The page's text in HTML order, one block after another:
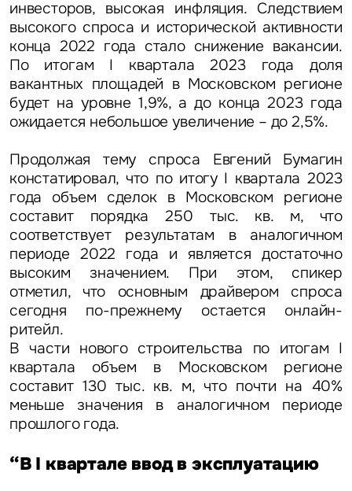
инвесторов, высокая инфляция. Следствием
высокого спроса и исторической активности
конца 2022 года стало снижение вакансии.
По итогам I квартала 2023 года доля
вакантных площадей в Московском регионе
будет на уровне 1,9%, а до конца 2023 года
ожидается небольшое увеличение – до 2,5%.
Продолжая тему спроса Евгений Бумагин
констатировал, что по итогу I квартала 2023
года объем сделок в Московском регионе
составит порядка 250 тыс. кв. м, что
соответствует результатам в аналогичном
периоде 2022 года и является достаточно
высоким значением. При этом, спикер
отметил, что основным драйвером спроса
сегодня по-прежнему остается онлайн-
ритейл.
В части нового строительства по итогам I
квартала объем в Московском регионе
составит 130 тыс. кв. м, что почти на 40%
меньше значения в аналогичном периоде
прошлого года.
“В I квартале ввод в эксплуатацию